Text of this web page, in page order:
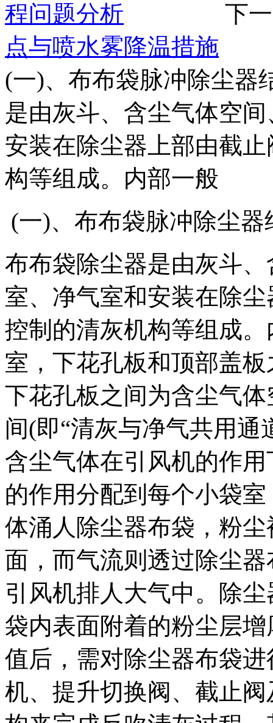
程问题分析 下一
点与喷水雾降温措施
(一)、布布袋脉冲除尘器
是由灰斗、含尘气体空
安装在除尘器上部由截
构等组成。内部一般
(一)、布布袋脉冲除尘
布布袋除尘器是由灰斗
室、净气室和安装在除
控制的清灰机构等组成
室，下花孔板和顶部盖
下花孔板之间为含尘气
间(即“清灰与净气共用通
含尘气体在引风机的作
的作用分配到每个小袋
体涌人除尘器布袋，粉
面，而气流则透过除尘
引风机排人大气中。除
袋内表面附着的粉尘层
值后，需对除尘器布袋
机、提升切换阀、截止